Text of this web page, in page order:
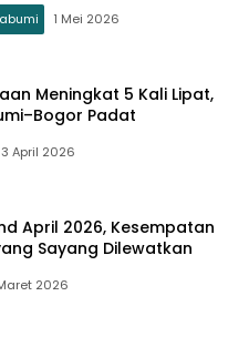
1 Mei 2026
Meningkat 5 Kali Lipat,
Padat
3 April 2026
April 2026, Kesempatan
Sayang Dilewatkan
2026